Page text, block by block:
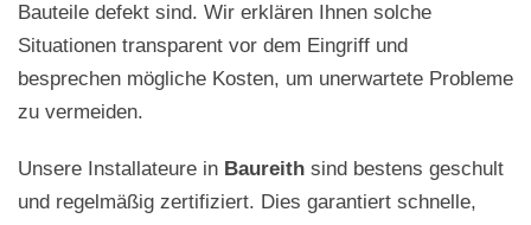
Bauteile defekt sind. Wir erklären Ihnen solche
Situationen transparent vor dem Eingriff und
besprechen mögliche Kosten, um unerwartete Probleme
zu vermeiden.
Unsere Installateure in Baureith sind bestens geschult
und regelmäßig zertifiziert. Dies garantiert schnelle,